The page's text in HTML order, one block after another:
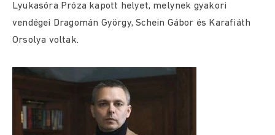
Lyukasóra Próza kapott helyet, melynek gyakori
vendégei Dragomán György, Schein Gábor és Karafiáth
Orsolya voltak.